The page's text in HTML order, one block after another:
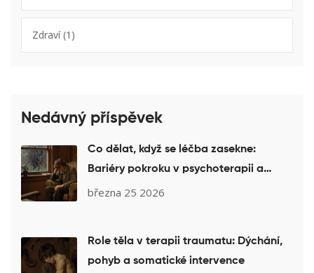
Zdraví(1)
Nedávný příspěvek
Co dělat, když se léčba zasekne:
Bariéry pokroku v psychoterapii a
jejich řešení
března 25 2026
Role těla v terapii traumatu: Dýchání,
pohyb a somatické intervence